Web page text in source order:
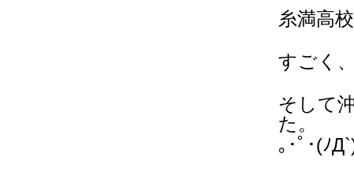
糸満高
すごく
そして
た。
｡･ﾟ･(ﾉ